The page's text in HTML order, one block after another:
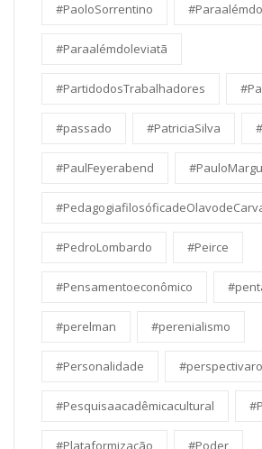
#PaoloSorrentino
#Paraalémdoleviatã
#PartidodosTrabalhadores
#passado #PatriciaSilva
#PaulFeyerabend
#PedroLombardo #Peirce
#Pensamentoeconômico
#perelman #perenialismo
#Personalidade
#Pesquisaacadêmicacultural
#Plataformização #Poder